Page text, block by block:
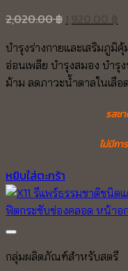
2,020.00฿
was:
2,020.00 ฿.
is:
บำรุงร่างกายและเสริมภูมิ
อ่อนเพลีย บำรุงสมอง บำรุ
ม้าม ลดภาวะน้ำตาลในเลือ
รสช
ไม่มีก
หยิบใส่ตะกร้า
กลุ่มผลิตภัณฑ์สำหรับสตรี